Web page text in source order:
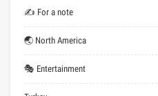
✍ For a note
🌏 North America
🎭 Entertainment